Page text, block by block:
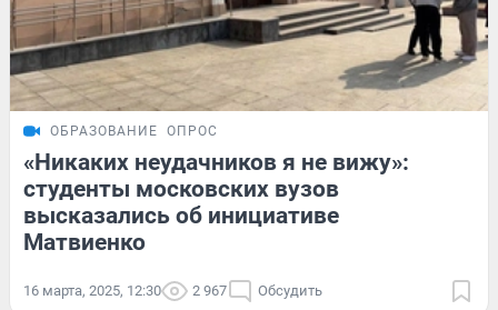
ОБРАЗОВАНИЕ ОПРОС
«Никаких неудачников я не вижу»:
студенты московских вузов
высказались об инициативе
Матвиенко
16 марта, 2025, 12:30 2 967 Обсудить